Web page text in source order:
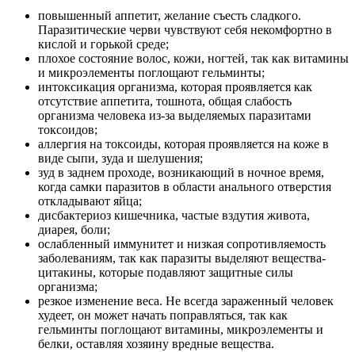
повышенный аппетит, желание съесть сладкого.
Паразитические черви чувствуют себя некомфортно в
кислой и горькой среде;
плохое состояние волос, кожи, ногтей, так как витамины
и микроэлементы поглощают гельминты;
интоксикация организма, которая проявляется как
отсутствие аппетита, тошнота, общая слабость
организма человека из-за выделяемых паразитами
токсоидов;
аллергия на токсоиды, которая проявляется на коже в
виде сыпи, зуда и шелушения;
зуд в заднем проходе, возникающий в ночное время,
когда самки паразитов в области анального отверстия
откладывают яйца;
дисбактериоз кишечника, частые вздутия живота,
диарея, боли;
ослабленный иммунитет и низкая сопротивляемость
заболеваниям, так как паразиты выделяют вещества-
цитакины, которые подавляют защитные силы
организма;
резкое изменение веса. Не всегда зараженный человек
худеет, он может начать поправляться, так как
гельминты поглощают витамины, микроэлементы и
белки, оставляя хозяину вредные вещества.